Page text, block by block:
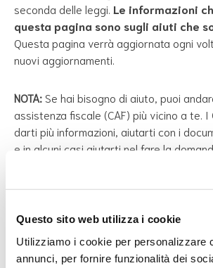
Questo sito web utilizza i cookie
Utilizziamo i cookie per personalizzare
annunci, per fornire funzionalità dei
seconda delle leggi. Le informazioni
questa pagina sono sugli aiuti che
Questa pagina verrà aggiornata ogni
nuovi aggiornamenti.
NOTA: Se hai bisogno di aiuto, puoi
assistenza fiscale (CAF) più vicino a te. I
darti più informazioni, aiutarti con i
e in alcuni casi aiutarti nel fare la
Bonus asilo nido